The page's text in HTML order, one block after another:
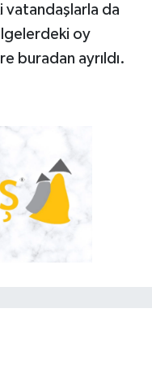
vatandaşlarla da
oy
buradan ayrıldı.